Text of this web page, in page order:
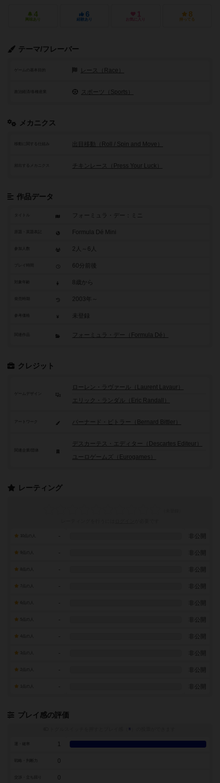
4
興味あり
6
経験あり
1
お気に入り
8
持ってる
テーマ/フレーバー
ゲームの基本目的 レース（Race）
政治経済/各種産業 スポーツ（Sports）
メカニクス
移動に関する仕組み 出目移動（Roll / Spin and Move）
頻出するメカニクス チキンレース（Press Your Luck）
作品データ
タイトル フォーミュラ・デー：ミニ
Formula Dé Mini
参加人数 2人～6人
60分前後
8歳から
2003年～
参考価格 未登録
関連作品 フォーミュラ・デー（Formula Dé）
クレジット
ゲームデザイン
ローレン・ラヴァール（Laurent Lavaur）
エリック・ランダル（Eric Randall）
アートワーク バーナード・ビトラー（Bernard Bittler）
デスカーテス・エディター（Descartes Editeur）
ユーロゲームズ（Eurogames）
レーティング
- 非公開
- 非公開
- 非公開
7点の人 - 非公開
- 非公開
- 非公開
- 非公開
- 非公開
- 非公開
- 非公開
プレイ感の評価
※
1
戦略・判断力 0
0